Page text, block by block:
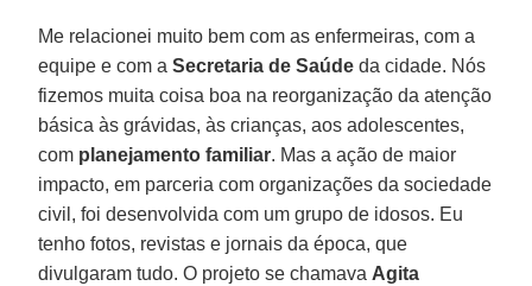
Me relacionei muito bem com as enfermeiras, com a
equipe e com aSecretaria de Saúde da cidade. Nós
fizemos muita coisa boa na reorganização da atenção
básica às grávidas, às crianças, aos adolescentes,
com planejamento familiar. Mas a ação de maior
impacto, em parceria com organizações da sociedade
civil, foi desenvolvida com um grupo de idosos. Eu
tenho fotos, revistas e jornais da época, que
divulgaram tudo. O projeto se chamava Agita